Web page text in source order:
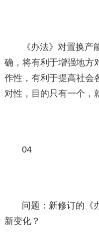
《办法》对置换
确，将有利于增强地方
作性，有利于提高社会
对性，目的只有一个，
04
问题：新修订的《
新变化？